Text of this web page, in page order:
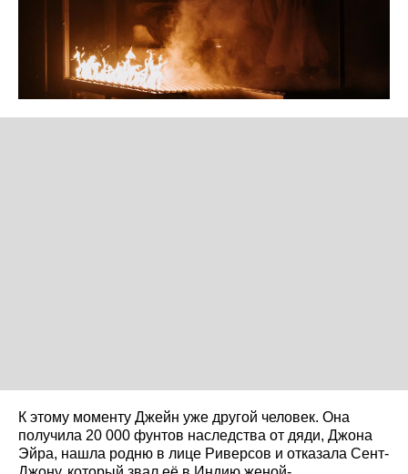
К этому моменту Джейн уже другой человек. Она
получила 20 000 фунтов наследства от дяди, Джона
Эйра, нашла родню в лице Риверсов и отказала Сент-